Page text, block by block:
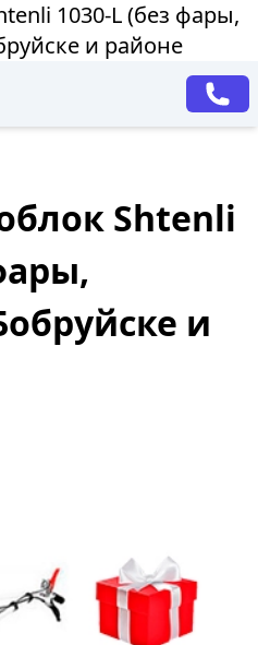
1030-L (без фары,
и районе
Shtenli
и